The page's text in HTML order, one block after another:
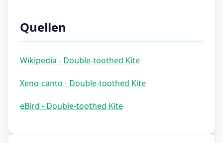
Quellen
Wikipedia - Double-toothed Kite
Xeno-canto - Double-toothed Kite
eBird - Double-toothed Kite